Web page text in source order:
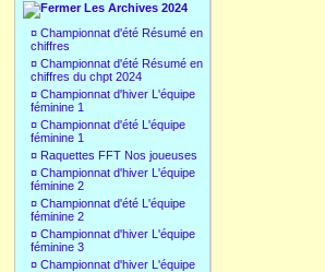
Les Archives 2024
¤ Championnat d'été Résumé en
chiffres
¤ Championnat d'été Résumé en
chiffres du chpt 2024
¤ Championnat d'hiver L'équipe
féminine 1
¤ Championnat d'été L'équipe
féminine 1
¤ Raquettes FFT Nos joueuses
¤ Championnat d'hiver L'équipe
féminine 2
¤ Championnat d'été L'équipe
féminine 2
¤ Championnat d'hiver L'équipe
féminine 3
¤ Championnat d'hiver L'équipe